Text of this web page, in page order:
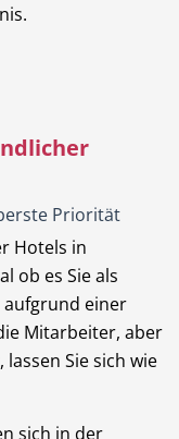
Priorität
Hotels in
ob es Sie als
aufgrund einer
Mitarbeiter, aber
Sie sich wie
sich in der